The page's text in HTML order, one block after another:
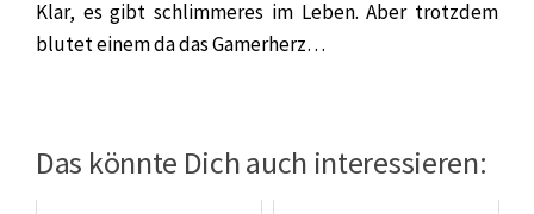
Klar, es gibt schlimmeres im Leben. Aber trotzdem
blutet einem da das Gamerherz…
Das könnte Dich auch interessieren: